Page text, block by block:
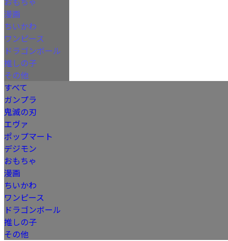
漫画
ちいかわ
ワンピース
ドラゴンボール
推しの子
その他
すべて
ガンプラ
鬼滅の刃
エヴァ
ポップマート
デジモン
おもちゃ
漫画
ちいかわ
ワンピース
ドラゴンボール
推しの子
その他